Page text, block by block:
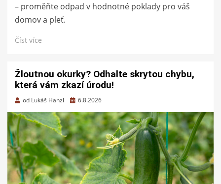
– proměňte odpad v hodnotné poklady pro váš
domov a pleť.
Číst více
Žloutnou okurky? Odhalte skrytou chybu,
která vám zkazí úrodu!
od Lukáš Hanzl
Zveřejněno
6.8.2026